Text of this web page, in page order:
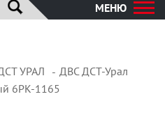
МЕНЮ
УРАЛ
ДВС ДСТ-Урал
6РК-1165